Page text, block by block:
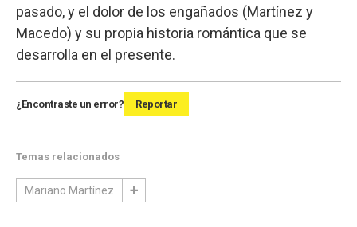
pasado, y el dolor de los engañados (Martínez y
Macedo) y su propia historia romántica que se
desarrolla en el presente.
¿Encontraste un error? Reportar
Temas relacionados
Mariano Martínez